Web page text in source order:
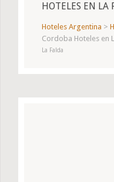
HOTELES EN LA
Hoteles Argentina >
Cordoba Hoteles en
La Falda